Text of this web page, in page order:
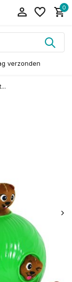
0
verzonden